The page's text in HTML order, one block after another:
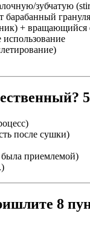
зубчатую
барабанный
+ вращающийся
использование
после сушки)
была приемлемой)
8